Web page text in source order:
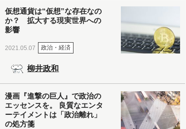
仮想通貨は“仮想”な存在なの
か？ 拡大する現実世界への
影響
2021.05.07 政治・経済
柳井政和
漫画『進撃の巨人』で政治の
エッセンスを。 良質なエンタ
ーテイメントは「政治離れ」
の処方箋